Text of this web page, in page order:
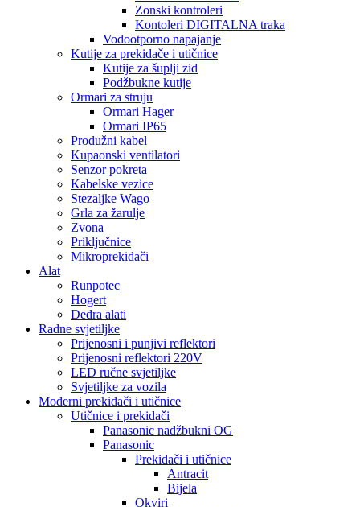
Zonski kontroleri
Kontoleri DIGITALNA traka
Vodootporno napajanje
Kutije za prekidače i utičnice
Kutije za šuplji zid
Podžbukne kutije
Ormari za struju
Ormari Hager
Ormari IP65
Produžni kabel
Kupaonski ventilatori
Senzor pokreta
Kabelske vezice
Stezaljke Wago
Grla za žarulje
Zvona
Priključnice
Mikroprekidači
Alat
Runpotec
Hogert
Dedra alati
Radne svjetiljke
Prijenosni i punjivi reflektori
Prijenosni reflektori 220V
LED ručne svjetiljke
Svjetiljke za vozila
Moderni prekidači i utičnice
Utičnice i prekidači
Panasonic nadžbukni OG
Panasonic
Prekidači i utičnice
Antracit
Bijela
Okviri